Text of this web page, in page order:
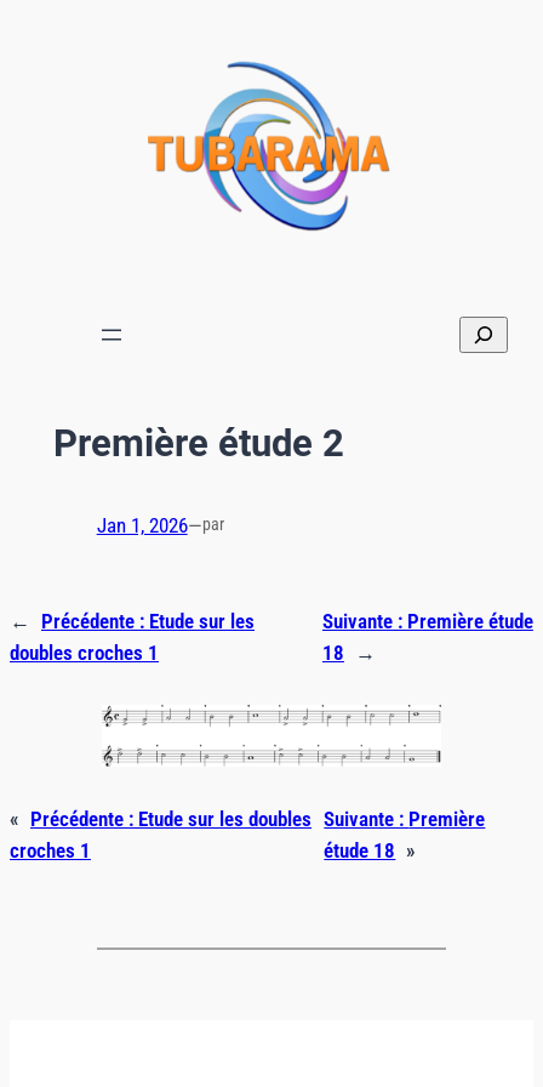
Première étude 2
Jan 1, 2026—par
← Précédente : Etude sur les
doubles croches 1
Suivante : Première étude
18
→
« Précédente : Etude sur les doubles
croches 1
Suivante : Première
étude 18 »